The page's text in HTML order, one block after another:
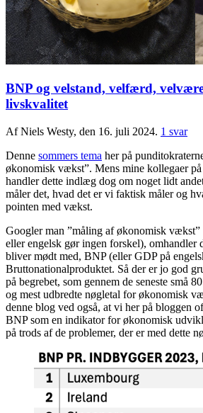
BNP og velstand, velfærd,
livskvalitet
Af Niels Westy, den 16. juli 2024. 1 svar
Denne sommers tema her på
økonomisk vækst”. Mens mine kollegaer
handler dette indlæg dog om noget lidt
måler det, hvad det er vi faktisk måler og
pointen med vækst.
Googler man ”måling af økonomisk vækst”
eller engelsk gør ingen forskel), omhandler
bliver mødt med, BNP (eller GDP på
Bruttonationalproduktet. Så der er jo god
på begrebet, som gennem de seneste små
og mest udbredte nøgletal for økonomisk
denne blog ved også, at vi her på bloggen
BNP som en indikator for økonomisk
på trods af de problemer, der er med dette